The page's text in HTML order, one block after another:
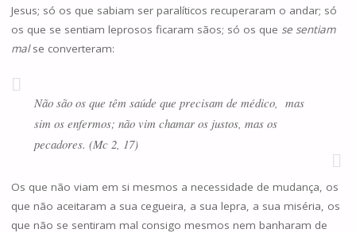
Jesus; só os que sabiam ser paralíticos recuperaram o andar; só
os que se sentiam leprosos ficaram sãos; só os que se sentiam
malse converteram:
Não são os que têm saúde que precisam de médico, mas
sim os enfermos; não vim chamar os justos, mas os
pecadores. (Mc 2, 17)
Os que não viam em si mesmos a necessidade de mudança, os
que não aceitaram a sua cegueira, a sua lepra, a sua miséria, os
que não se sentiram mal consigo mesmos nem banharam de